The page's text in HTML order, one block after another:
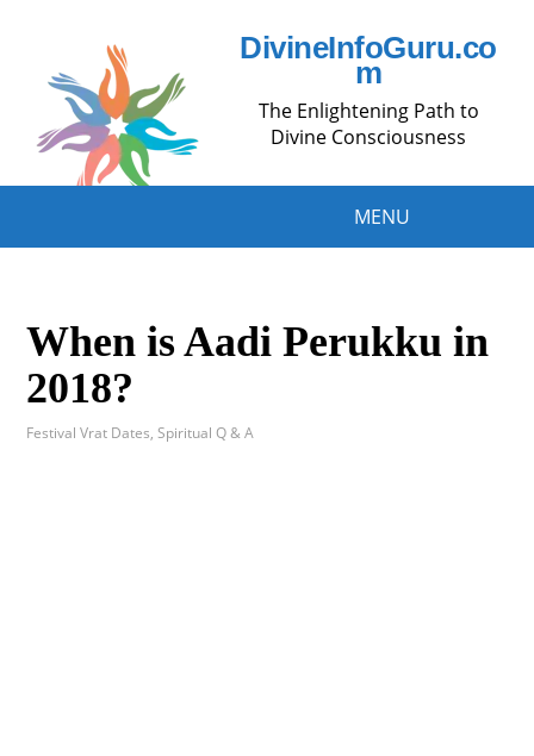
DivineInfoGuru.co
m
The Enlightening Path to
Divine Consciousness
MENU
When is Aadi Perukku in
2018?
Festival Vrat Dates,Spiritual Q & A